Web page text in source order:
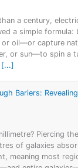
a century,
a simple
or oil—or capture
or sun—to spin a
[...]
Bariers:
Piercing
of galaxies
meaning most